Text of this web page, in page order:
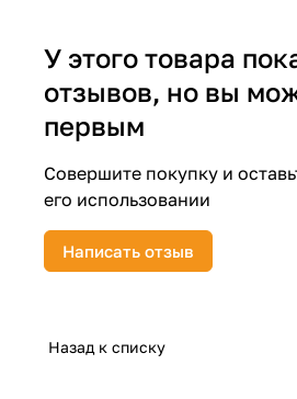
У этого товара
отзывов, но вы
первым
Совершите покупку и
его использовании
Написать отзыв
Назад к списку
недели